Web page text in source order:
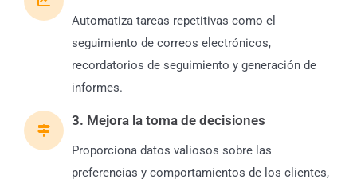
Automatiza tareas repetitivas como el
seguimiento de correos electrónicos,
recordatorios de seguimiento y generación de
informes.
3. Mejora la toma de decisiones
Proporciona datos valiosos sobre las
preferencias y comportamientos de los clientes,